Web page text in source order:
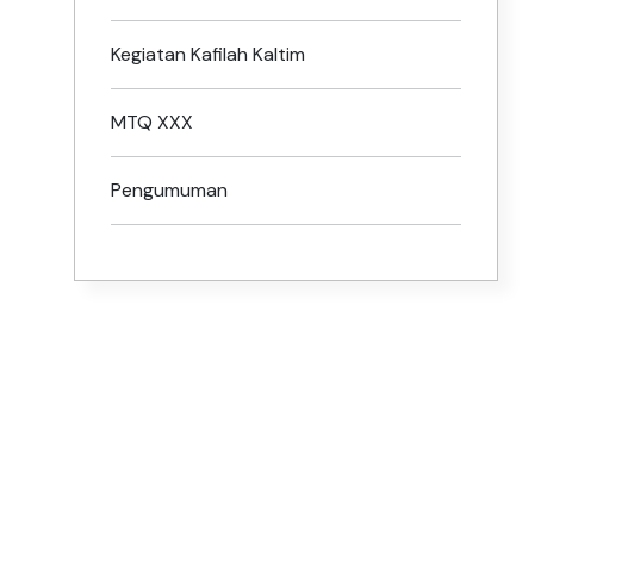
Kegiatan Kafilah Kaltim
MTQ XXX
Pengumuman